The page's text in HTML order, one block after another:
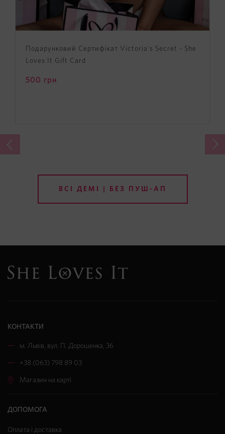
Подарунковий Сертифікат Victoria's Secret - She
Loves It Gift Card
500 грн
ВСІ ДЕМІ | БЕЗ ПУШ-АП
КОНТАКТИ
м. Львів, вул. П. Дорошенка, 36
+38 (063) 798 89 03
Магазин на карті
ДОПОМОГА
Оплата і доставка